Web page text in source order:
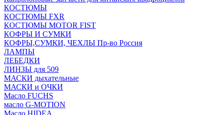
КОСТЮМЫ
КОСТЮМЫ FXR
КОСТЮМЫ MOTOR FIST
КОФРЫ И СУМКИ
КОФРЫ,СУМКИ, ЧЕХЛЫ Пр-во Россия
ЛАМПЫ
ЛЕБЕДКИ
ЛИНЗЫ для 509
МАСКИ дыхательные
МАСКИ и ОЧКИ
Масло FUCHS
масло G-MOTION
Масло HIDEA